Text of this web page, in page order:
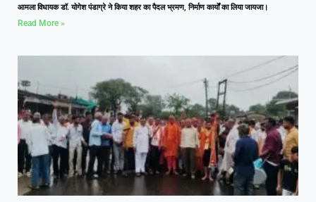
आमला विधायक डॉ. योगेश पंडाग्रे ने किया शहर का पैदल भ्रमण, निर्माण कार्यों का लिया जायजा।
Read More »